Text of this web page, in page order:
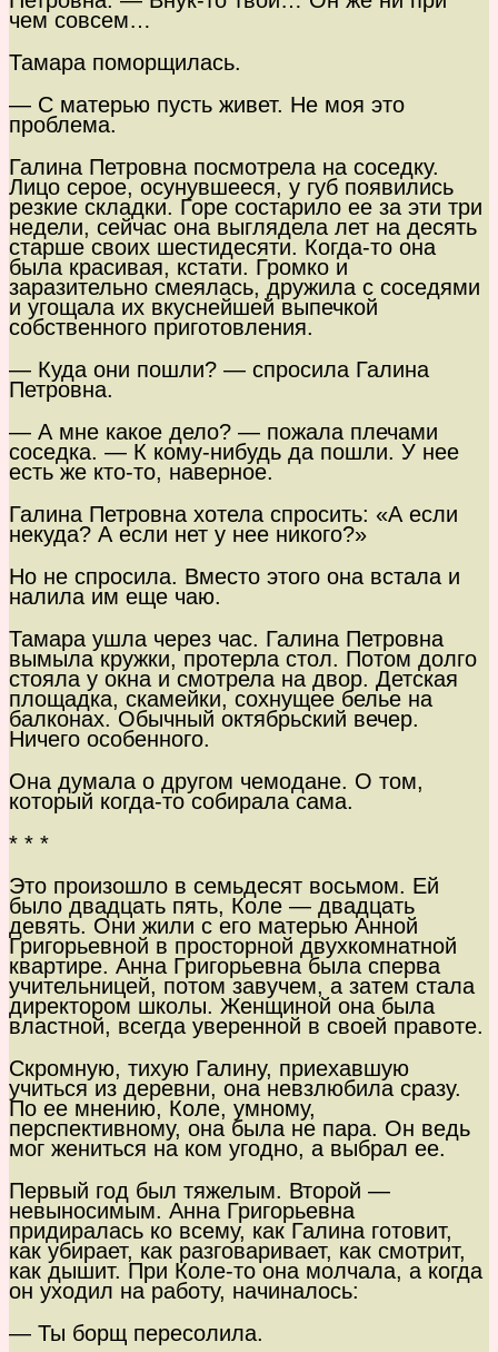
чем совсем…
Тамара поморщилась.
— С матерью пусть живет. Не моя это
проблема.
Галина Петровна посмотрела на соседку.
Лицо серое, осунувшееся, у губ появились
резкие складки. Горе состарило ее за эти три
недели, сейчас она выглядела лет на десять
старше своих шестидесяти. Когда-то она
была красивая, кстати. Громко и
заразительно смеялась, дружила с соседями
и угощала их вкуснейшей выпечкой
собственного приготовления.
— Куда они пошли? — спросила Галина
Петровна.
— А мне какое дело? — пожала плечами
соседка. — К кому-нибудь да пошли. У нее
есть же кто-то, наверное.
Галина Петровна хотела спросить: «А если
некуда? А если нет у нее никого?»
Но не спросила. Вместо этого она встала и
налила им еще чаю.
Тамара ушла через час. Галина Петровна
вымыла кружки, протерла стол. Потом долго
стояла у окна и смотрела на двор. Детская
площадка, скамейки, сохнущее белье на
балконах. Обычный октябрьский вечер.
Ничего особенного.
Она думала о другом чемодане. О том,
который когда-то собирала сама.
* * *
Это произошло в семьдесят восьмом. Ей
было двадцать пять, Коле — двадцать
девять. Они жили с его матерью Анной
Григорьевной в просторной двухкомнатной
квартире. Анна Григорьевна была сперва
учительницей, потом завучем, а затем стала
директором школы. Женщиной она была
властной, всегда уверенной в своей правоте.
Скромную, тихую Галину, приехавшую
учиться из деревни, она невзлюбила сразу.
По ее мнению, Коле, умному,
перспективному, она была не пара. Он ведь
мог жениться на ком угодно, а выбрал ее.
Первый год был тяжелым. Второй —
невыносимым. Анна Григорьевна
придиралась ко всему, как Галина готовит,
как убирает, как разговаривает, как смотрит,
как дышит. При Коле-то она молчала, а когда
он уходил на работу, начиналось:
— Ты борщ пересолила.